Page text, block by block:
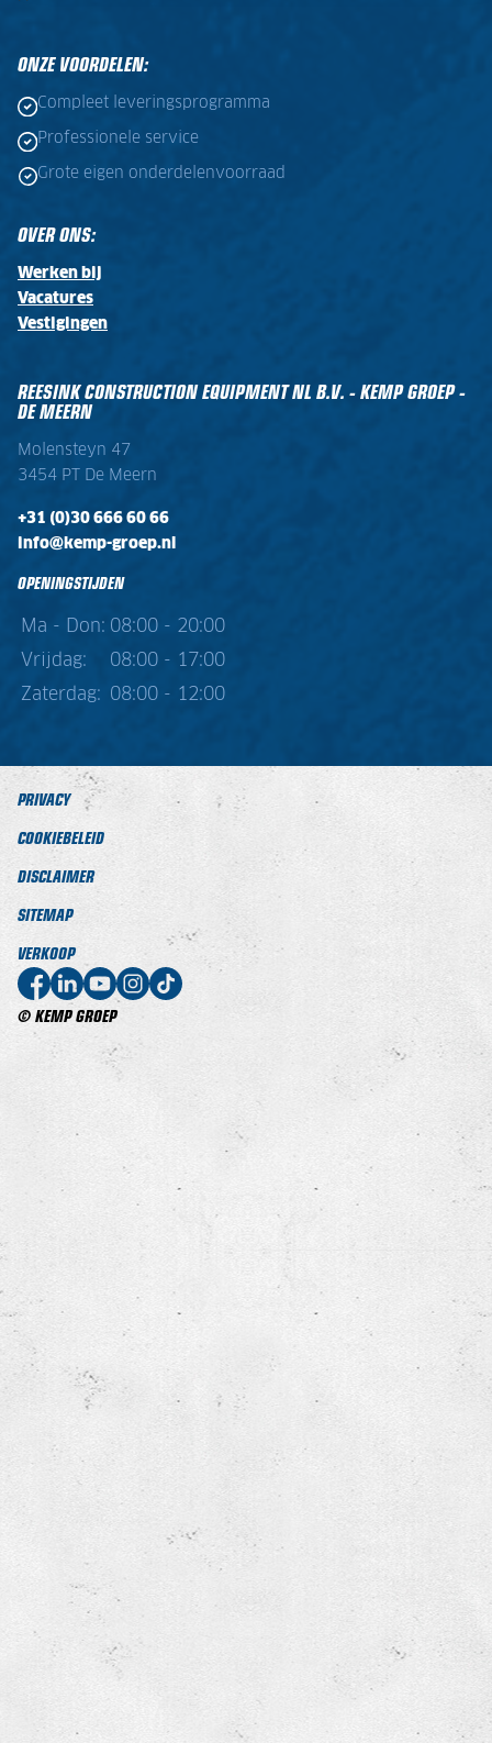
ONZE VOORDELEN:
Compleet leveringsprogramma
Professionele service
Grote eigen onderdelenvoorraad
OVER ONS:
Werken bij
Vacatures
Vestigingen
REESINK CONSTRUCTION EQUIPMENT NL B.V. - KEMP GROEP -
DE MEERN
Molensteyn 47
3454 PT De Meern
+31 (0)30 666 60 66
info@kemp-groep.nl
OPENINGSTIJDEN
Ma - Don: 08:00 - 20:00
Vrijdag:
08:00 - 17:00
Zaterdag:
08:00 - 12:00
© KEMP GROEP
PRIVACY
COOKIEBELEID
DISCLAIMER
SITEMAP
VERKOOP